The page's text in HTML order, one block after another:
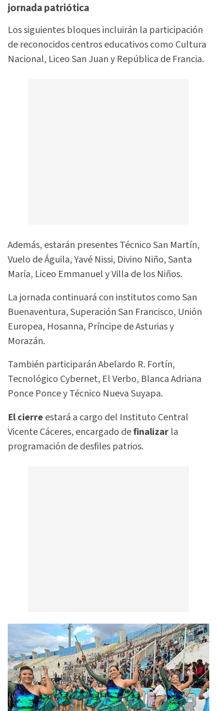
jornada patriótica
Los siguientes bloques incluirán la participación
de reconocidos centros educativos como Cultura
Nacional, Liceo San Juan y República de Francia.
Además, estarán presentes Técnico San Martín,
Vuelo de Águila, Yavé Nissi, Divino Niño, Santa
María, Liceo Emmanuel y Villa de los Niños.
La jornada continuará con institutos como San
Buenaventura, Superación San Francisco, Unión
Europea, Hosanna, Príncipe de Asturias y
Morazán.
También participarán Abelardo R. Fortín,
Tecnológico Cybernet, El Verbo, Blanca Adriana
Ponce Ponce y Técnico Nueva Suyapa.
El cierre estará a cargo del Instituto Central
Vicente Cáceres, encargado definalizar la
programación de desfiles patrios.